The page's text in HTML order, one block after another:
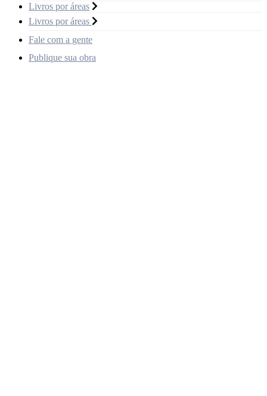
Livros por áreas
Livros por áreas
Fale com a gente
Publique sua obra